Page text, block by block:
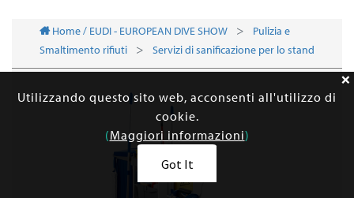
Home / EUDI - EUROPEAN DIVE SHOW
Pulizia e
Smaltimento rifiuti
Servizi di sanificazione per lo stand
Utilizzando questo sito web, acconsenti all'utilizzo di
cookie.
(Maggiori informazioni)
Got It